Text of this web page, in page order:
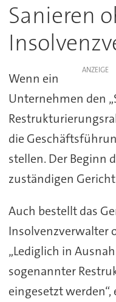
Sanieren
ANZEIGE
Wenn ein
Unternehmen den
die
stellen. Der Beginn
zuständigen
Auch bestellt das
Insolvenzverwalter
„Lediglich in
sogenannter
eingesetzt